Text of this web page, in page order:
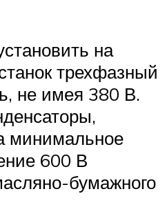
на
трехфазный
не имея 380 В.
минимальное
600 В
бумажного